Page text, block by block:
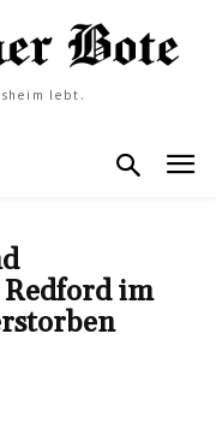
lebt.
im